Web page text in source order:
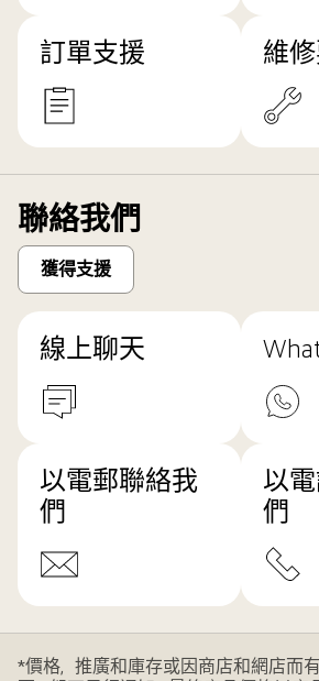
訂單支援 維
聯絡我們
獲得支援
線上聊天
以電郵聯絡我
們
以
們
*價格，推廣和庫存或因商店和網店而